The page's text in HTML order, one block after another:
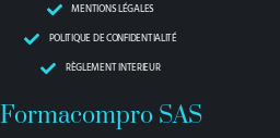
MENTIONS LÉGALES
POLITIQUE DE CONFIDENTIALITÉ
RÈGLEMENT INTERIEUR
Formacompro SAS